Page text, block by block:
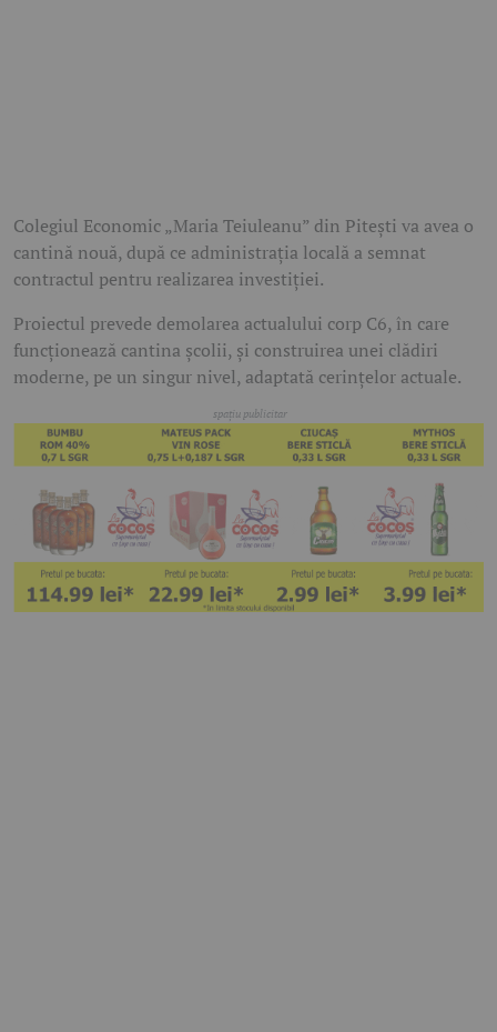
Colegiul Economic „Maria Teiuleanu” din Pitești va avea o
cantină nouă, după ce administrația locală a semnat
contractul pentru realizarea investiției.
Proiectul prevede demolarea actualului corp C6, în care
funcționează cantina școlii, și construirea unei clădiri
moderne, pe un singur nivel, adaptată cerințelor actuale.